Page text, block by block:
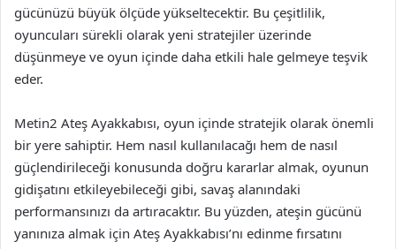
gücünüzü büyük ölçüde yükseltecektir. Bu çeşitlilik,
oyuncuları sürekli olarak yeni stratejiler üzerinde
düşünmeye ve oyun içinde daha etkili hale gelmeye teşvik
eder.
Metin2 Ateş Ayakkabısı, oyun içinde stratejik olarak önemli
bir yere sahiptir. Hem nasıl kullanılacağı hem de nasıl
güçlendirileceği konusunda doğru kararlar almak, oyunun
gidişatını etkileyebileceği gibi, savaş alanındaki
performansınızı da artıracaktır. Bu yüzden, ateşin gücünü
yanınıza almak için Ateş Ayakkabısı’nı edinme fırsatını